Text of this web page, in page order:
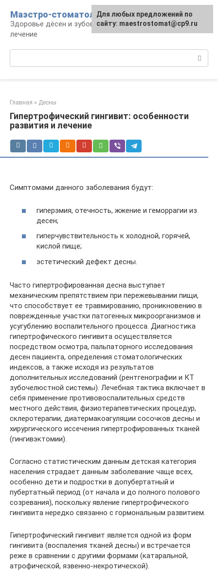
контенту
Маэстро-стоматолог
Здоровье дёсен и зубов, диагностика и
лечение
Главная » Десны
Гипертрофический гингивит: особенности
развития и лечение
Симптомами данного заболевания будут:
гиперэмия, отечность, жжение и геморрагии из
десен;
гиперчувствительность к холодной, горячей,
кислой пище;
эстетический дефект десны.
Часто гипертрофированная десна выступает
механическим препятствием при пережевывании пищи,
что способствует ее травмированию, проникновению в
поврежденные участки патогенных микроорганизмов и
усугублению воспалительного процесса. Диагностика
гипертрофического гингивита осуществляется
посредством осмотра, пальпаторного исследования
десен пациента, определения стоматологических
индексов, а также исходя из результатов
дополнительных исследований (рентгенографии и КТ
зубочелюстной системы). Лечебная тактика включает в
себя применение противовоспалительных средств
местного действия, физиотерапевтических процедур,
склеротерапии, диатермакоагуляции сосочков десны и
хирургического иссечения гипертрофированных тканей
(гингивэктомии).
Согласно статистическим данным детская категория
населения страдает данным заболевание чаще всех,
особенно дети и подростки в допубертатный и
пубертатный период (от начала и до полного полового
созревания), поскольку явление гипертрофического
гингивита нередко связанно с гормональным развитием.
Гипертрофический гингивит является одной из форм
гингивита (воспаления тканей десны) и встречается
реже в сравнении с другими формами (катаральной,
атрофической, язвенно-некротической).
Для любых предложений по
сайту: maestrostomat@cp9.ru